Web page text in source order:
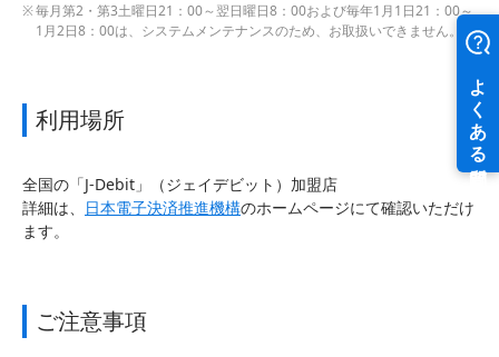
毎月第2・第3土曜日21：00～翌日曜日8：00および毎年1月1日21：00～
1月2日8：00は、システムメンテナンスのため、お取扱いできません。
利用場所
全国の「J-Debit」（ジェイデビット）加盟店
詳細は、
日本電子決済推進機構のホームページにて確認いただけ
ます。
ご注意事項